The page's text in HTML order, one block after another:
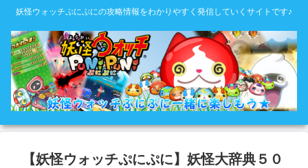
妖怪ウォッチぷにぷにの攻略情報をわかりやすく発信していくサイトです♪
【妖怪ウォッチぷにぷに】妖怪大辞典５０